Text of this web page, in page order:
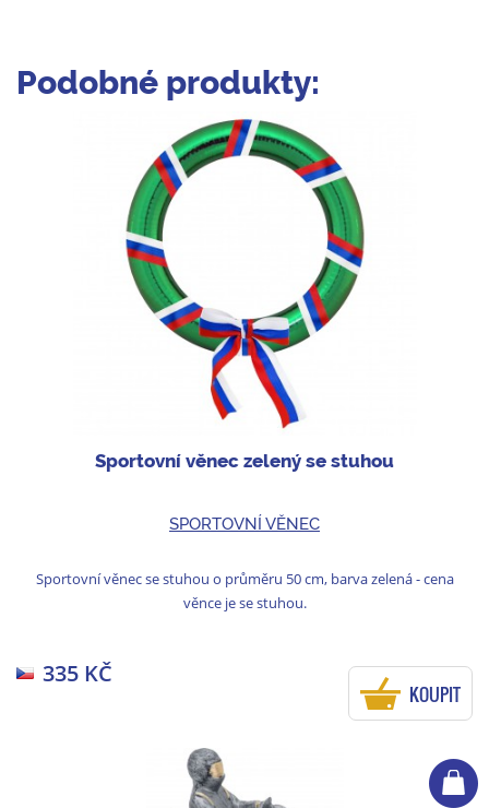
Podobné produkty:
Sportovní věnec zelený se stuhou
SPORTOVNÍ VĚNEC
Sportovní věnec se stuhou o průměru 50 cm, barva zelená - cena
věnce je se stuhou.
335 KČ
KOUPIT